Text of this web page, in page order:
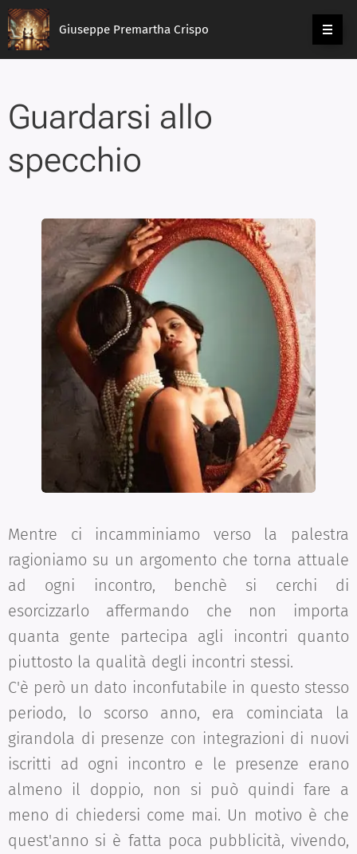
Giuseppe Premartha Crispo
Guardarsi allo
specchio
Mentre ci incamminiamo verso la palestra
ragioniamo su un argomento che torna attuale
ad ogni incontro, benchè si cerchi di
esorcizzarlo affermando che non importa
quanta gente partecipa agli incontri quanto
piuttosto la qualità degli incontri stessi.
C'è però un dato inconfutabile in questo stesso
periodo, lo scorso anno, era cominciata la
girandola di presenze con integrazioni di nuovi
iscritti ad ogni incontro e le presenze erano
almeno il doppio, non si può quindi fare a
meno di chiedersi come mai. Un motivo è che
quest'anno si è fatta poca pubblicità, vivendo,